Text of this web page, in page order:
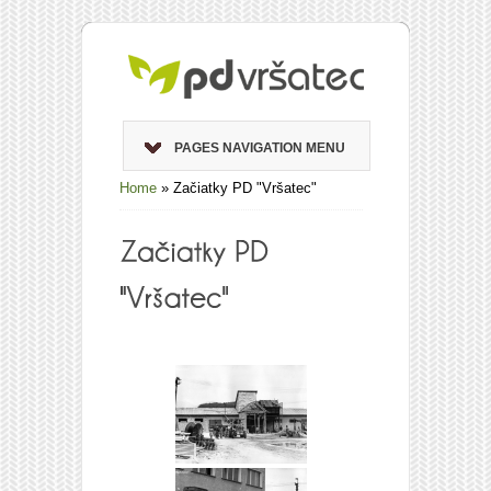
PAGES NAVIGATION MENU
Home » Začiatky PD "Vršatec"